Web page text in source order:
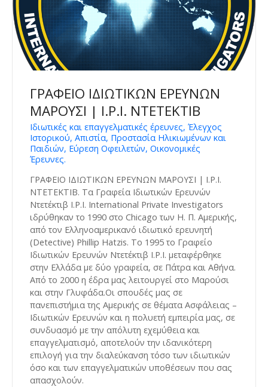
ΓΡΑΦΕΙΟ ΙΔΙΩΤΙΚΩΝ ΕΡΕΥΝΩΝ
ΜΑΡΟΥΣΙ | I.P.I. ΝΤΕΤΕΚΤΙΒ
Ιδιωτικές και επαγγελματικές έρευνες, Έλεγχος
Ιστορικού, Απιστία, Προστασία Ηλικιωμένων και
Παιδιών, Εύρεση Οφειλετών, Οικονομικές
Έρευνες.
ΓΡΑΦΕΙΟ ΙΔΙΩΤΙΚΩΝ ΕΡΕΥΝΩΝ ΜΑΡΟΥΣΙ | I.P.I.
ΝΤΕΤΕΚΤΙΒ. Tα Γραφεία Ιδιωτικών Ερευνών
Ντετέκτιβ I.P.I. International Private Investigators
ιδρύθηκαν το 1990 στο Chicago των Η. Π. Αμερικής,
από τον Ελληνοαμερικανό ιδιωτικό ερευνητή
(Detective) Phillip Hatzis. Το 1995 το Γραφείο
Ιδιωτικών Ερευνών Ντετέκτιβ I.P.I. μεταφέρθηκε
στην Ελλάδα με δύο γραφεία, σε Πάτρα και Αθήνα.
Από το 2000 η έδρα μας λειτουργεί στο Μαρούσι
και στην Γλυφάδα.Οι σπουδές μας σε
πανεπιστήμια της Αμερικής σε θέματα Ασφάλειας –
Ιδιωτικών Ερευνών και η πολυετή εμπειρία μας, σε
συνδυασμό με την απόλυτη εχεμύθεια και
επαγγελματισμό, αποτελούν την ιδανικότερη
επιλογή για την διαλεύκανση τόσο των ιδιωτικών
όσο και των επαγγελματικών υποθέσεων που σας
απασχολούν.